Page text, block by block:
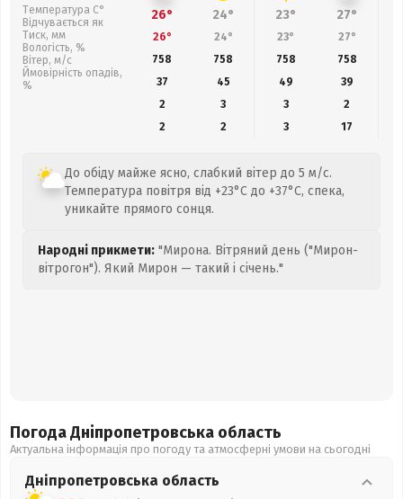
Температура С°
Відчувається як
Тиск, мм
Вологість, %
Вітер, м/с
Ймовірність опадів,
%
26° 24° 23° 27°
26° 24° 23° 27°
758
758 758 758
37
45 49 39
2
3 3
2
2
2 3 17
До обіду майже ясно, слабкий вітер до 5 м/с.
Температура повітря від +23°C до +37°C, спека,
уникайте прямого сонця.
Народні прикмети: "Мирона. Вітряний день ("Мирон-
вітрогон"). Який Мирон — такий і січень."
Погода Дніпропетровська область
Актуальна інформація про погоду та атмосферні умови на сьогодні
Дніпропетровська область